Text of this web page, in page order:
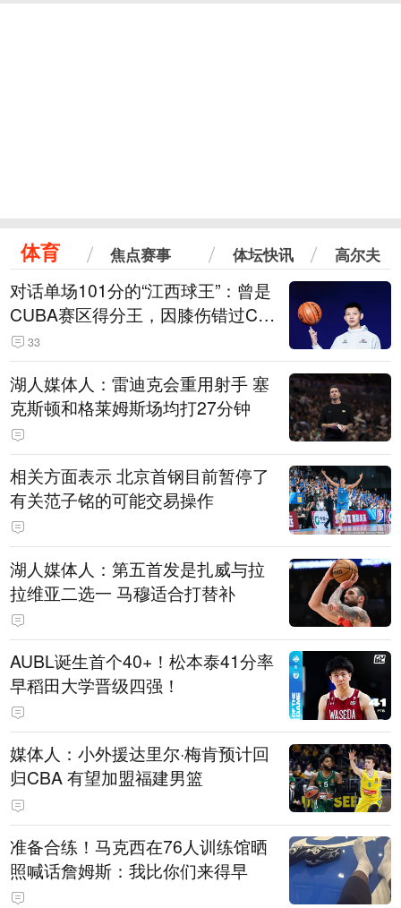
体育 焦点赛事 体坛快讯 高尔夫
对话单场101分的“江西球王”：曾是
CUBA赛区得分王，因膝伤错过CB
A选秀
33
湖人媒体人：雷迪克会重用射手 塞
克斯顿和格莱姆斯场均打27分钟
相关方面表示 北京首钢目前暂停了
有关范子铭的可能交易操作
湖人媒体人：第五首发是扎威与拉
拉维亚二选一 马穆适合打替补
AUBL诞生首个40+！松本泰41分率
早稻田大学晋级四强！
媒体人：小外援达里尔·梅肯预计回
归CBA 有望加盟福建男篮
准备合练！马克西在76人训练馆晒
照喊话詹姆斯：我比你们来得早